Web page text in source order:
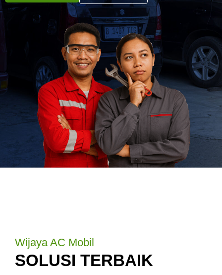
Wijaya AC Mobil
SOLUSI TERBAIK